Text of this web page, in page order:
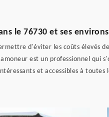
le 76730 et ses environs
d'éviter les coûts élevés
est un professionnel qui
et accessibles à toutes